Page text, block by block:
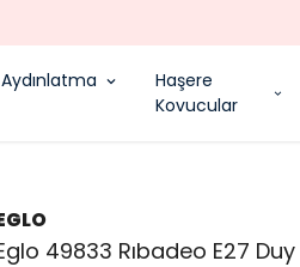
Aydınlatma
Haşere
Kovucular
49833 Rıbadeo E27